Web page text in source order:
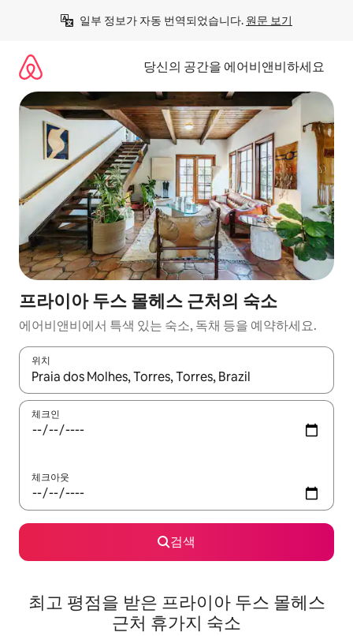
일부 정보가 자동 번역되었습니다. 원문 보기
당신의 공간을 에어비앤비하세요
프라이아 두스 몰헤스 근처의 숙소
에어비앤비에서 특색 있는 숙소, 독채 등을 예약하세요.
위치
결과가 나오면 위·아래 화살표 키를 사용하거나 터치 또는 스와이
체크인
체크아웃
검색
최고 평점을 받은 프라이아 두스 몰헤스
근처 휴가지 숙소